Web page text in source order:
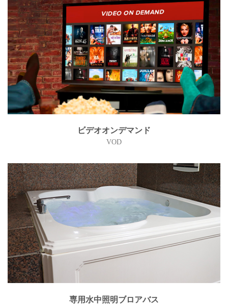
ビデオオンデマンド
VOD
専用水中照明ブロアバス